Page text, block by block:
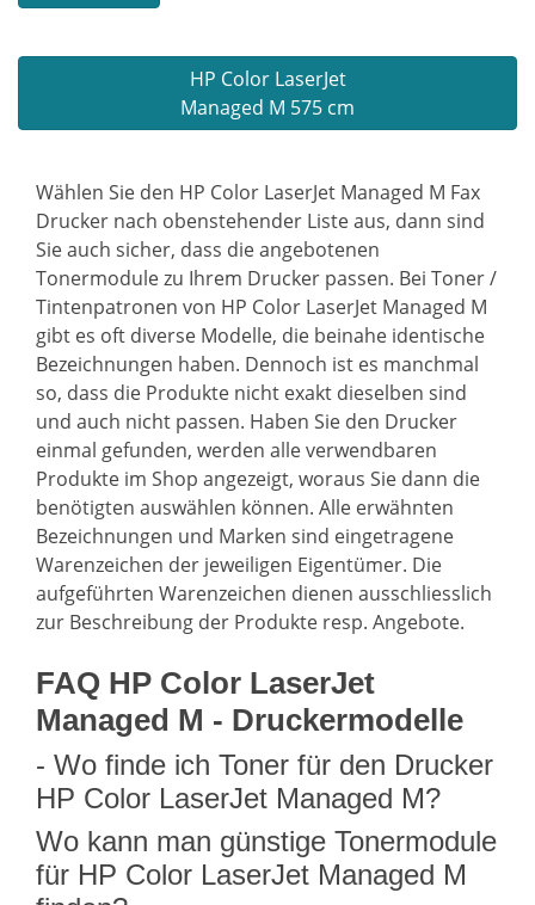
HP Color LaserJet
Managed M 575 cm
Wählen Sie den HP Color LaserJet Managed M Fax
Drucker nach obenstehender Liste aus, dann sind
Sie auch sicher, dass die angebotenen
Tonermodule zu Ihrem Drucker passen. Bei Toner /
Tintenpatronen von HP Color LaserJet Managed M
gibt es oft diverse Modelle, die beinahe identische
Bezeichnungen haben. Dennoch ist es manchmal
so, dass die Produkte nicht exakt dieselben sind
und auch nicht passen. Haben Sie den Drucker
einmal gefunden, werden alle verwendbaren
Produkte im Shop angezeigt, woraus Sie dann die
benötigten auswählen können. Alle erwähnten
Bezeichnungen und Marken sind eingetragene
Warenzeichen der jeweiligen Eigentümer. Die
aufgeführten Warenzeichen dienen ausschliesslich
zur Beschreibung der Produkte resp. Angebote.
FAQ HP Color LaserJet
Managed M - Druckermodelle
- Wo finde ich Toner für den Drucker
HP Color LaserJet Managed M?
Wo kann man günstige Tonermodule
für HP Color LaserJet Managed M